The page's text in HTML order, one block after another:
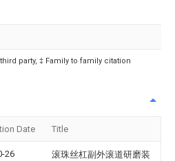
party, ‡ Family to family citation
Date Title
26
滚珠丝杠副外滚道研磨装